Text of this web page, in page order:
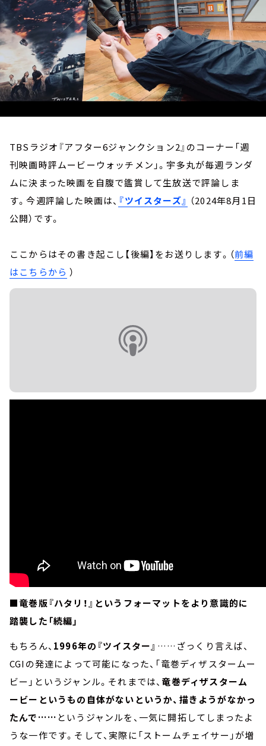
TBSラジオ『アフター6ジャンクション2』のコーナー「週
刊映画時評ムービーウォッチメン」。宇多丸が毎週ランダ
ムに決まった映画を自腹で鑑賞して生放送で評論しま
す。今週評論した映画は、 『ツイスターズ』 （2024年8月1日
公開）です。
ここからはその書き起こし【後編】をお送りします。（前編
はこちらから ）
■竜巻版『ハタリ！』というフォーマットをより意識的に
踏襲した「続編」
もちろん、 1996年の『ツイスター』 ……ざっくり言えば、
CGIの発達によって可能になった、「竜巻ディザスタームー
ビー」というジャンル。それまでは、 竜巻ディザスターム
ービーというもの自体がないというか、描きようがなかっ
たんで…… というジャンルを、一気に開拓してしまったよ
うな一作です。そして、実際に「ストームチェイサー」が増